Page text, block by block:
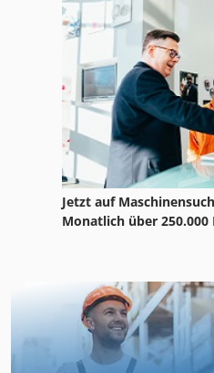
Jetzt auf
Monatlich über 250.000